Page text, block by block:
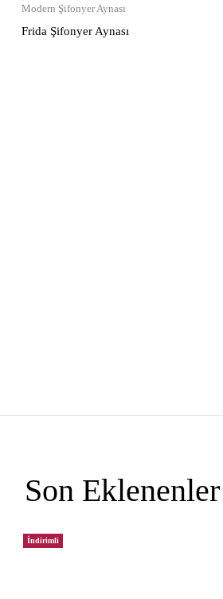
Modern Şifonyer Aynası
Frida Şifonyer Aynası
Son Eklenenler
İndirimli